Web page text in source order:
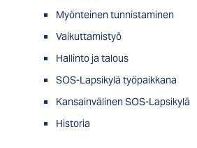
Myön­tei­nen tun­nis­ta­minen
Vaikuttamistyö
Hallinto ja talous
SOS-Lapsikylä työpaikkana
Kansainvälinen SOS-Lapsikylä
Historia